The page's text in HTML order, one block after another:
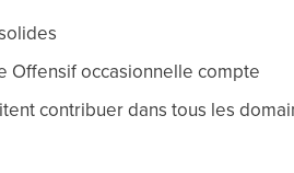
Offensif occasionnelle compte
contribuer dans tous les